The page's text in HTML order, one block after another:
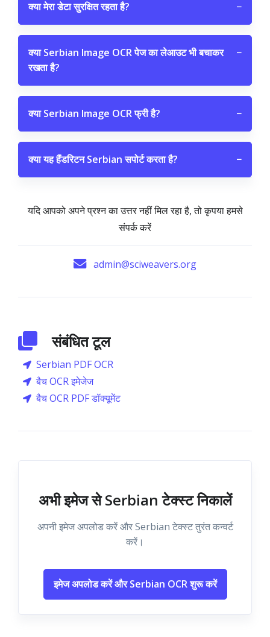
क्या मेरा डेटा सुरक्षित रहता है? −
क्या Serbian Image OCR पेज का लेआउट भी बचाकर
रखता है?
−
क्या Serbian Image OCR फ्री है? −
क्या यह हैंडरिटन Serbian सपोर्ट करता है? −
यदि आपको अपने प्रश्न का उत्तर नहीं मिल रहा है, तो कृपया हमसे
संपर्क करें
admin@sciweavers.org
संबंधित टूल
Serbian PDF OCR
बैच OCR इमेजेज
बैच OCR PDF डॉक्यूमेंट
अभी इमेज से Serbian टेक्स्ट निकालें
अपनी इमेज अपलोड करें और Serbian टेक्स्ट तुरंत कन्वर्ट
करें।
इमेज अपलोड करें और Serbian OCR शुरू करें